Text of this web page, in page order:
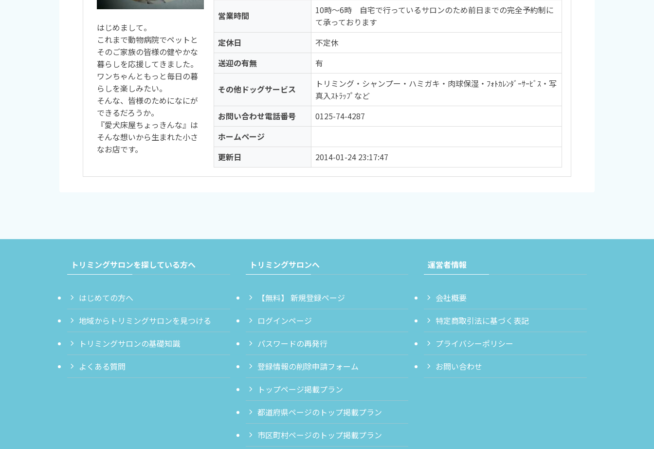
はじめまして。
これまで動物病院でペットと
そのご家族の皆様の健やかな
暮らしを応援してきました。
ワンちゃんともっと毎日の暮
らしを楽しみたい。
そんな、皆様のためになにが
できるだろうか。
『愛犬床屋ちょっきんな』は
そんな想いから生まれた小さ
なお店です。
営業時間
10時～6時 自宅で行っているサロンのため前日までの完全予約制に
て承っております
定休日
不定休
送迎の有無
有
その他ドッグサービス
トリミング・シャンプー・ハミガキ・肉球保湿・ﾌｫﾄｶﾚﾝﾀﾞｰｻｰﾋﾞｽ・写
真入ｽﾄﾗｯﾌﾟなど
お問い合わせ電話番号
0125-74-4287
ホームページ
更新日
2014-01-24 23:17:47
トリミングサロンを探している方へ
はじめての方へ
地域からトリミングサロンを見つける
トリミングサロンの基礎知識
よくある質問
トリミングサロンへ
【無料】 新規登録ページ
ログインページ
パスワードの再発行
登録情報の削除申請フォーム
トップページ掲載プラン
都道府県ページのトップ掲載プラン
市区町村ページのトップ掲載プラン
運営者情報
会社概要
特定商取引法に基づく表記
プライバシーポリシー
お問い合わせ